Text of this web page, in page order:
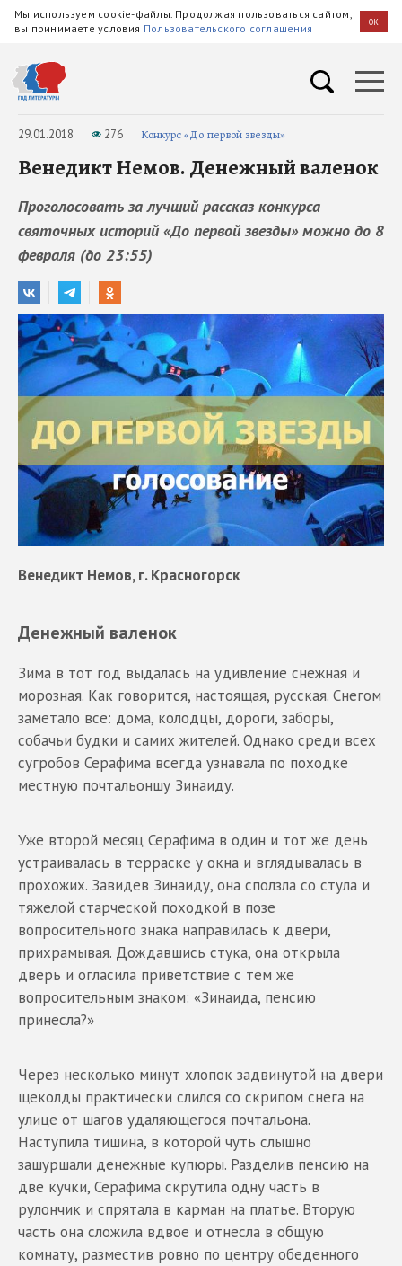
Мы используем cookie-файлы. Продолжая пользоваться сайтом,
вы принимаете условия Пользовательского соглашения OK
29.01.2018 276 Конкурс «До первой звезды»
Венедикт Немов. Денежный валенок
Проголосовать за лучший рассказ конкурса
святочных историй «До первой звезды» можно до 8
февраля (до 23:55)
Венедикт Немов, г. Красногорск
Денежный валенок
Зима в тот год выдалась на удивление снежная и
морозная. Как говорится, настоящая, русская. Снегом
заметало все: дома, колодцы, дороги, заборы,
собачьи будки и самих жителей. Однако среди всех
сугробов Серафима всегда узнавала по походке
местную почтальоншу Зинаиду.
Уже второй месяц Серафима в один и тот же день
устраивалась в терраске у окна и вглядывалась в
прохожих. Завидев Зинаиду, она сползла со стула и
тяжелой старческой походкой в позе
вопросительного знака направилась к двери,
прихрамывая. Дождавшись стука, она открыла
дверь и огласила приветствие с тем же
вопросительным знаком: «Зинаида, пенсию
принесла?»
Через несколько минут хлопок задвинутой на двери
щеколды практически слился со скрипом снега на
улице от шагов удаляющегося почтальона.
Наступила тишина, в которой чуть слышно
зашуршали денежные купюры. Разделив пенсию на
две кучки, Серафима скрутила одну часть в
рулончик и спрятала в карман на платье. Вторую
часть она сложила вдвое и отнесла в общую
комнату, разместив ровно по центру обеденного